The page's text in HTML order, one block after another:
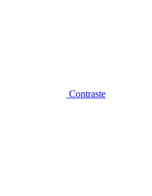
Contraste